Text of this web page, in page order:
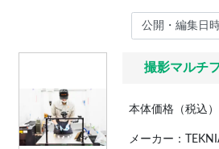
撮影マルチ
本体価格（税込）
メーカー：